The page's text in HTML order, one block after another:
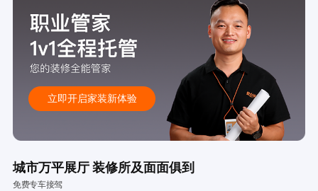
立即开启家装新体验
城市万平展厅 装修所及面面俱到
免费专车接驾